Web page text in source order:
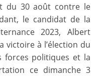
du 30 août contre le
le candidat de la
2023, Albert
victoire à l’élection du
forces politiques et la
ce dimanche 3